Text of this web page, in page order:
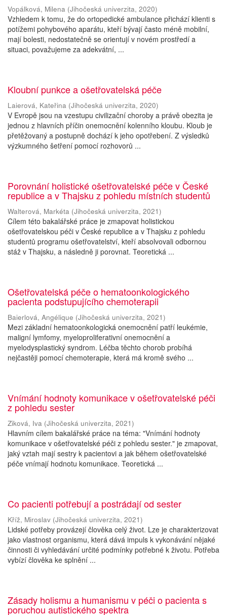
Vopálková, Milena (Jihočeská univerzita, 2020)
Vzhledem k tomu, že do ortopedické ambulance přichází klienti s
potížemi pohybového aparátu, kteří bývají často méně mobilní,
mají bolesti, nedostatečně se orientují v novém prostředí a
situaci, považujeme za adekvátní, ...
Kloubní punkce a ošetřovatelská péče
Laierová, Kateřina (Jihočeská univerzita, 2020)
V Evropě jsou na vzestupu civilizační choroby a právě obezita je
jednou z hlavních příčin onemocnění kolenního kloubu. Kloub je
přetěžovaný a postupně dochází k jeho opotřebení. Z výsledků
výzkumného šetření pomocí rozhovorů ...
Porovnání holistické ošetřovatelské péče v České
republice a v Thajsku z pohledu místních studentů
Walterová, Markéta (Jihočeská univerzita, 2021)
Cílem této bakalářské práce je zmapovat holistickou
ošetřovatelskou péči v České republice a v Thajsku z pohledu
studentů programu ošetřovatelství, kteří absolvovali odbornou
stáž v Thajsku, a následně ji porovnat. Teoretická ...
Ošetřovatelská péče o hematoonkologického
pacienta podstupujícího chemoterapii
Baierlová, Angélique (Jihočeská univerzita, 2021)
Mezi základní hematoonkologická onemocnění patří leukémie,
maligní lymfomy, myeloproliferativní onemocnění a
myelodysplastický syndrom. Léčba těchto chorob probíhá
nejčastěji pomocí chemoterapie, která má kromě svého ...
Vnímání hodnoty komunikace v ošetřovatelské péči
z pohledu sester
Ziková, Iva (Jihočeská univerzita, 2021)
Hlavním cílem bakalářské práce na téma: "Vnímání hodnoty
komunikace v ošetřovatelské péči z pohledu sester." je zmapovat,
jaký vztah mají sestry k pacientovi a jak během ošetřovatelské
péče vnímají hodnotu komunikace. Teoretická ...
Co pacienti potřebují a postrádají od sester
Kříž, Miroslav (Jihočeská univerzita, 2021)
Lidské potřeby provázejí člověka celý život. Lze je charakterizovat
jako vlastnost organismu, která dává impuls k vykonávání nějaké
činnosti či vyhledávání určité podmínky potřebné k životu. Potřeba
vybízí člověka ke splnění ...
Zásady holismu a humanismu v péči o pacienta s
poruchou autistického spektra